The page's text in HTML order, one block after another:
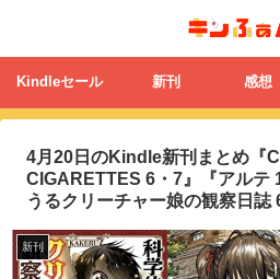
Kindleセール 新刊 感想
4月20日のKindle新刊まとめ『
CIGARETTES 6・7』『アルテ
うるクリーチャー娘の観察日誌
新刊